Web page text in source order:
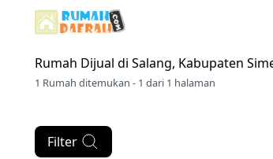
Rumah Dijual di Salang, Kabupaten
1 Rumah ditemukan - 1 dari 1 halaman
Filter